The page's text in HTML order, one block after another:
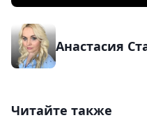
Анастасия
Читайте также